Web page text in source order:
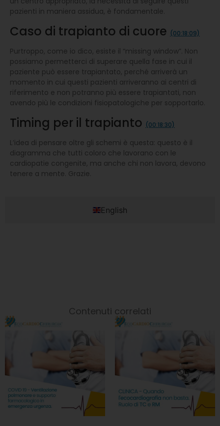
English
pazienti in maniera assidua, è fondamentale.
Caso di trapianto di cuore (00:18:09)
Purtroppo, come io dico, esiste il “missing window”. Non
possiamo permetterci di superare quella fase in cui il
paziente può essere trapiantato, perché arriverà un
momento in cui questi pazienti arriveranno ai centri di
riferimento e non potranno più essere trapiantati, non
avendo più le condizioni fisiopatologiche per sopportarlo.
Timing per il trapianto (00:18:30)
L’idea di pensare oltre gli schemi è questa: questo è il
diagramma che tutti coloro che lavorano con le
cardiopatie congenite, ma anche chi non lavora, devono
tenere a mente. Grazie.
Contenuti correlati